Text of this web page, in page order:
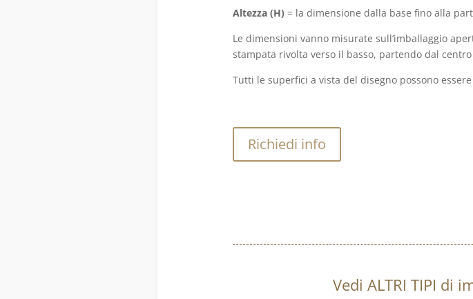
Altezza (H) = la dimensione dalla base fino alla
Le dimensioni vanno misurate sull’imballaggio
stampata rivolta verso il basso, partendo dal
Tutti le superfici a vista del disegno possono
Richiedi info
Vedi ALTRI TIPI di